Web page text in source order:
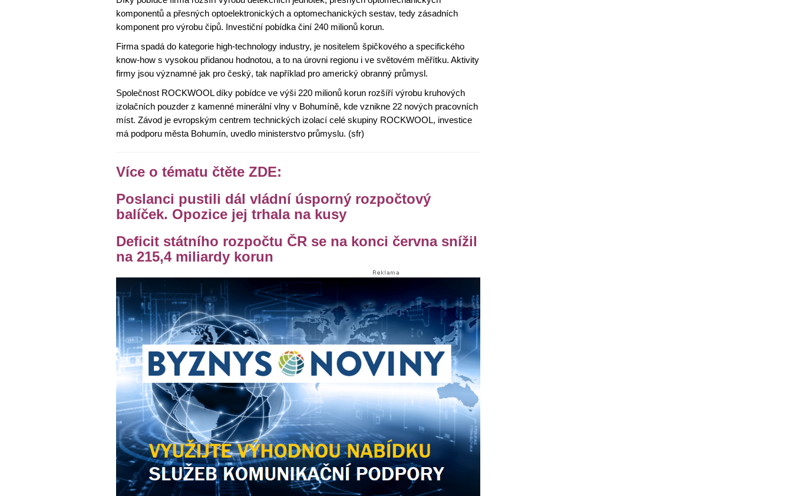
komponentů a přesných optoelektronických a optomechanických sestav, tedy zásadních
komponent pro výrobu čipů. Investiční pobídka činí 240 milionů korun.
Firma spadá do kategorie high-technology industry, je nositelem špičkového a specifického
know-how s vysokou přidanou hodnotou, a to na úrovni regionu i ve světovém měřítku. Aktivity
firmy jsou významné jak pro český, tak například pro americký obranný průmysl.
Společnost ROCKWOOL díky pobídce ve výši 220 milionů korun rozšíří výrobu kruhových
izolačních pouzder z kamenné minerální vlny v Bohumíně, kde vznikne 22 nových pracovních
míst. Závod je evropským centrem technických izolací celé skupiny ROCKWOOL, investice
má podporu města Bohumín, uvedlo ministerstvo průmyslu. (sfr)
Více o tématu čtěte ZDE:
Poslanci pustili dál vládní úsporný rozpočtový
balíček. Opozice jej trhala na kusy
Deficit státního rozpočtu ČR se na konci června snížil
na 215,4 miliardy korun